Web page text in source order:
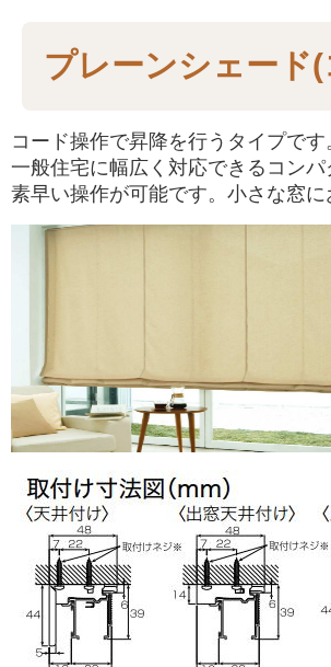
プレーンシェード
コード操作で昇降を行うタイプです
一般住宅に幅広く対応できるコンパ
素早い操作が可能です。小さな窓